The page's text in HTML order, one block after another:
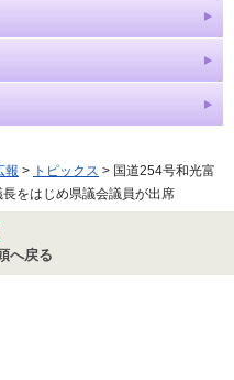
報 > トピックス > 国道254号和光富
をはじめ県議会議員が出席
へ戻る